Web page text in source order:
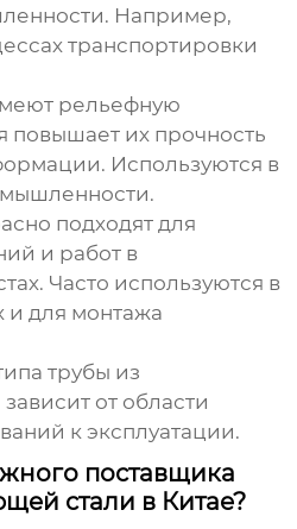
Например,
транспортировки
рельефную
повышает их прочность
Используются в
подходят для
и работ в
Часто используются в
и для монтажа
трубы из
зависит от области
к эксплуатации.
поставщика
стали в Китае?